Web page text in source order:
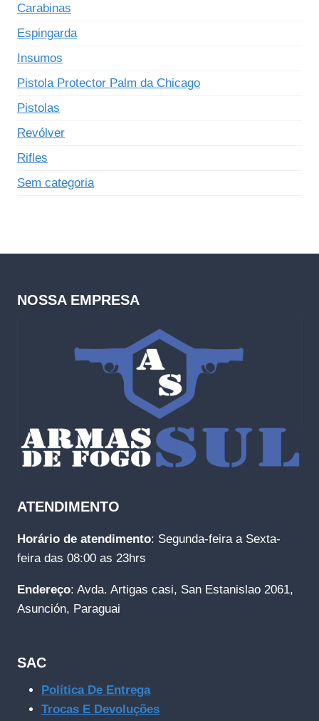
Carabinas
Espingarda
Insumos
Pistola Protector Palm da Chicago
Pistolas
Revólver
Rifles
Sem categoria
NOSSA EMPRESA
ATENDIMENTO
Horário de atendimento: Segunda-feira a Sexta-
feira das 08:00 as 23hrs
Endereço: Avda. Artigas casi, San Estanislao 2061,
Asunción, Paraguai
SAC
Política De Entrega
Trocas E Devoluções